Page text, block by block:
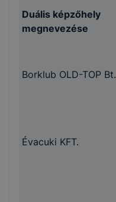
Duális képzőhely
megnevezése
Borklub OLD-TOP Bt.
Évacuki KFT.